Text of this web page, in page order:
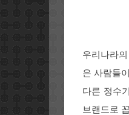
우리나라
은 사람들
다른 정수
브랜드로